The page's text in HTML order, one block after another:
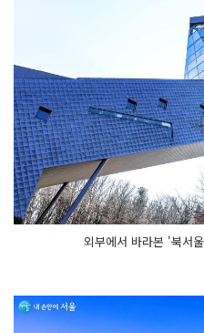
외부에서 바라본 '북서